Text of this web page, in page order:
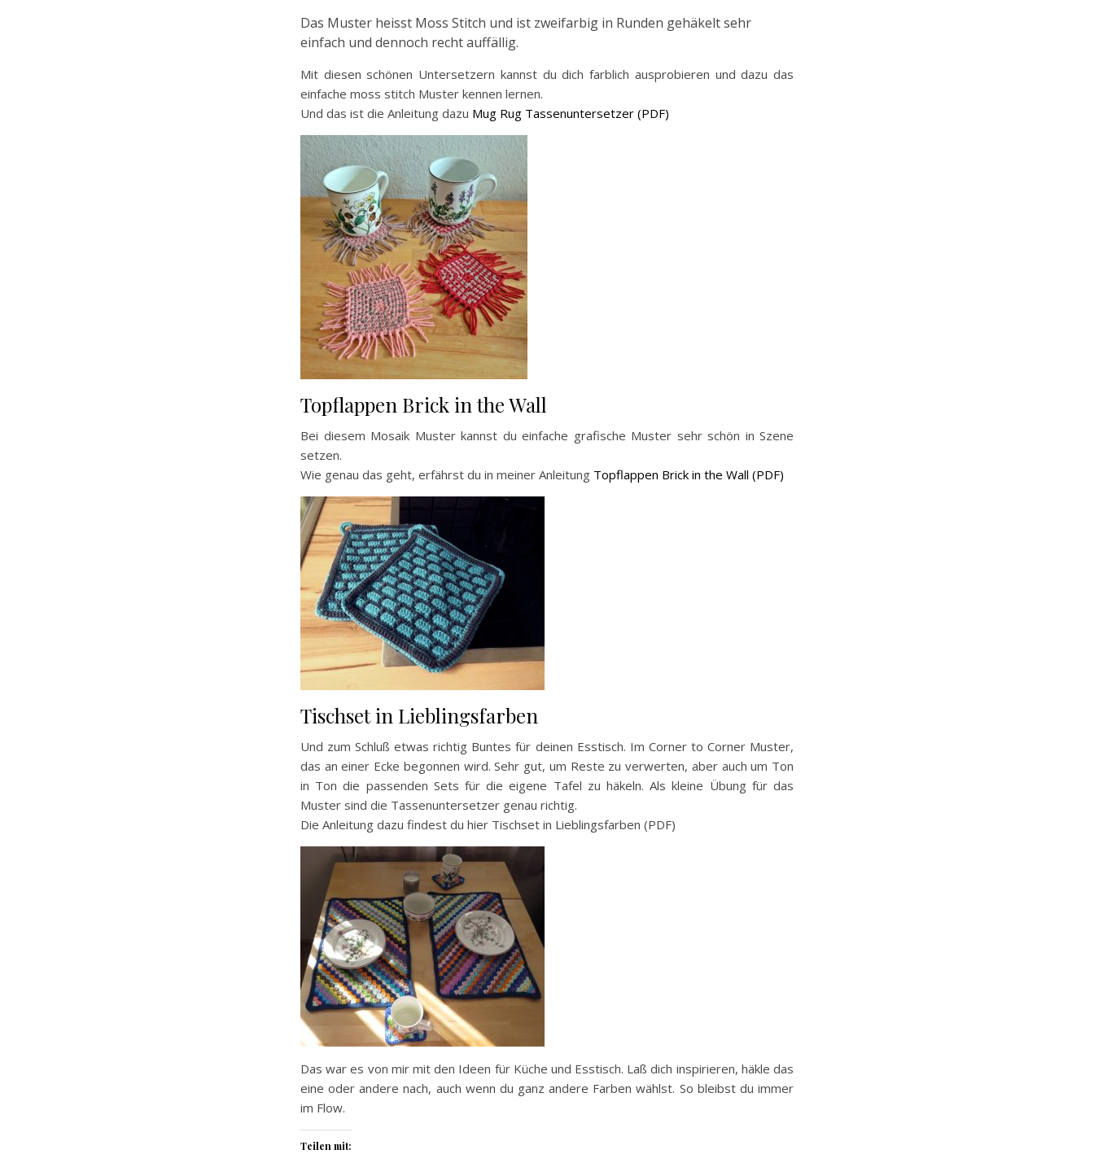
Das Muster heisst Moss Stitch und ist zweifarbig in Runden gehäkelt sehr
einfach und dennoch recht auffällig.
Mit diesen schönen Untersetzern kannst du dich farblich ausprobieren und dazu das
einfache moss stitch Muster kennen lernen.
Und das ist die Anleitung dazu Mug Rug Tassenuntersetzer (PDF)
Topflappen Brick in the Wall
Bei diesem Mosaik Muster kannst du einfache grafische Muster sehr schön in Szene
setzen.
Wie genau das geht, erfährst du in meiner Anleitung Topflappen Brick in the Wall (PDF)
Tischset in Lieblingsfarben
Und zum Schluß etwas richtig Buntes für deinen Esstisch. Im Corner to Corner Muster,
das an einer Ecke begonnen wird. Sehr gut, um Reste zu verwerten, aber auch um Ton
in Ton die passenden Sets für die eigene Tafel zu häkeln. Als kleine Übung für das
Muster sind die Tassenuntersetzer genau richtig.
Die Anleitung dazu findest du hier Tischset in Lieblingsfarben (PDF)
Das war es von mir mit den Ideen für Küche und Esstisch. Laß dich inspirieren, häkle das
eine oder andere nach, auch wenn du ganz andere Farben wählst. So bleibst du immer
im Flow.
Teilen mit: